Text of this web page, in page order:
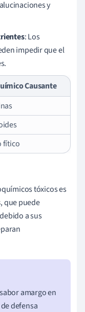
y
: Los
impedir que el
Causante
fítico
tóxicos es
, que puede
a sus
amargo en
defensa